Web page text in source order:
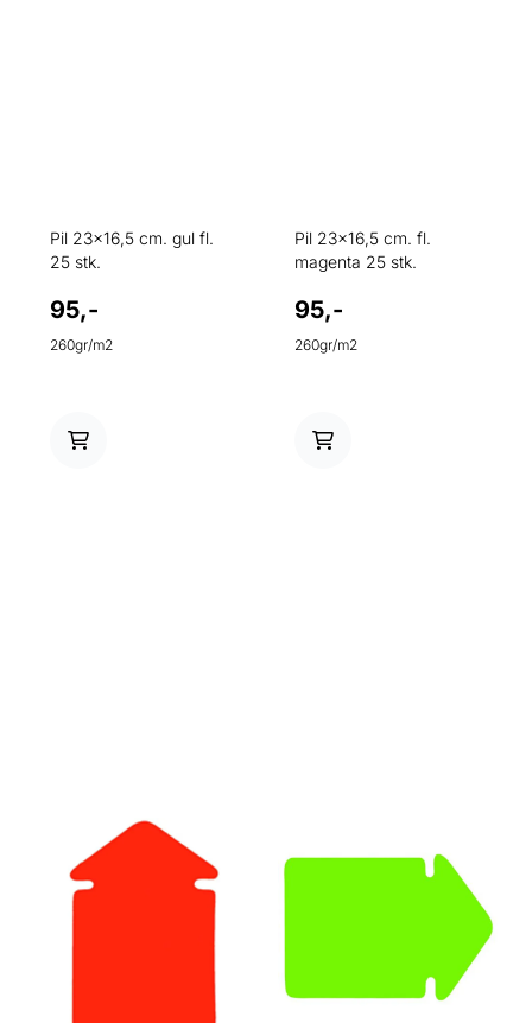
Pil 23x16,5 cm. gul fl.
25 stk.
95,-
260gr/m2
Pil 23x16,5 cm. fl.
magenta 25 stk.
95,-
260gr/m2